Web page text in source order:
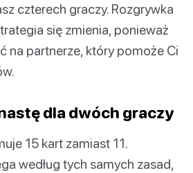
czterech graczy. Rozgrywka
się zmienia, ponieważ
na partnerze, który pomoże Ci
dla dwóch graczy
15 kart zamiast 11.
według tych samych zasad,